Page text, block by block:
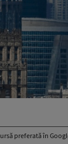
preferată în